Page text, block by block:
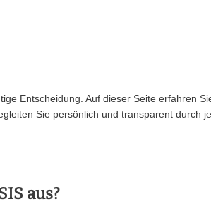
Entscheidung. Auf dieser Seite erfahren
Sie persönlich und transparent durch
aus?